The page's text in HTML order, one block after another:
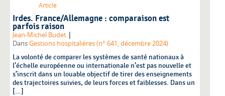
Article
Irdes. France/Allemagne : comparaison est
parfois raison
Jean-Michel Budet |
DansGestions hospitalières (n° 641, décembre 2024)
La volonté de comparer les systèmes de santé nationaux à
l’échelle européenne ou internationale n’est pas nouvelle et
s’inscrit dans un louable objectif de tirer des enseignements
des trajectoires suivies, de leurs forces et faiblesses. Dans un
[...]